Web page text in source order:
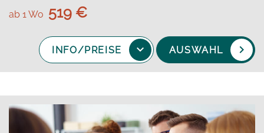
ab 1 Wo 519 €
INFO/PREISE AUSWAHL